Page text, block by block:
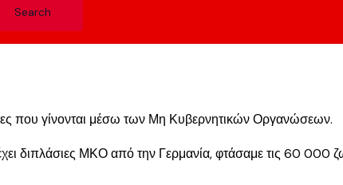
που γίνονται μέσω των Μη Κυβερνητικών Οργανώσεων.
διπλάσιες ΜΚΟ από την Γερμανία, φτάσαμε τις 60 000